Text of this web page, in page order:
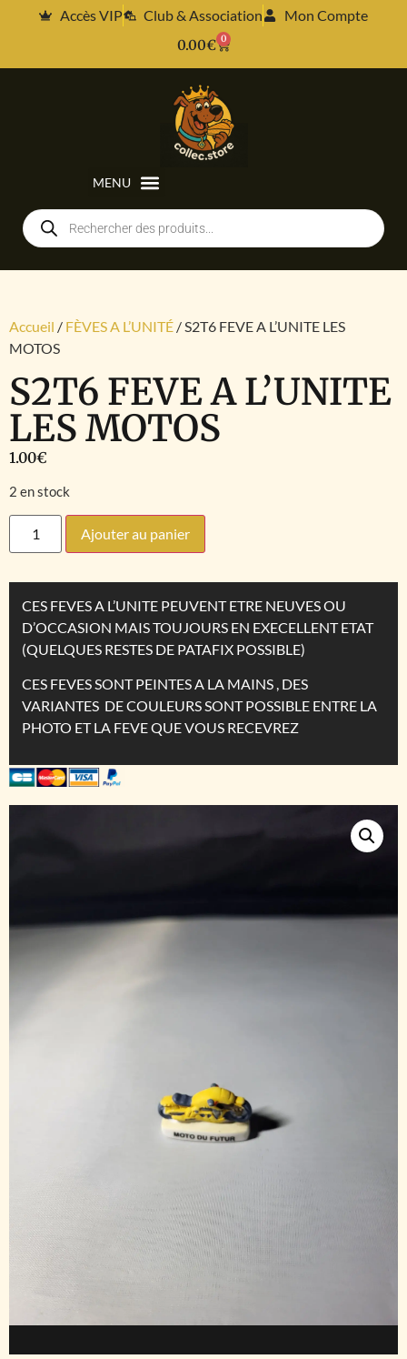
Accès VIP Club & Association
Mon Compte
0.00€ 0
Accueil / FÈVES A L’UNITÉ / S2T6 FEVE A L’UNITE LES
MOTOS
S2T6 FEVE A L’UNITE
LES MOTOS
1.00€
2 en stock
Ajouter au panier
CES FEVES A L’UNITE PEUVENT ETRE NEUVES OU
D’OCCASION MAIS TOUJOURS EN EXECELLENT ETAT
(QUELQUES RESTES DE PATAFIX POSSIBLE)
CES FEVES SONT PEINTES A LA MAINS , DES
VARIANTES DE COULEURS SONT POSSIBLE ENTRE LA
PHOTO ET LA FEVE QUE VOUS RECEVREZ